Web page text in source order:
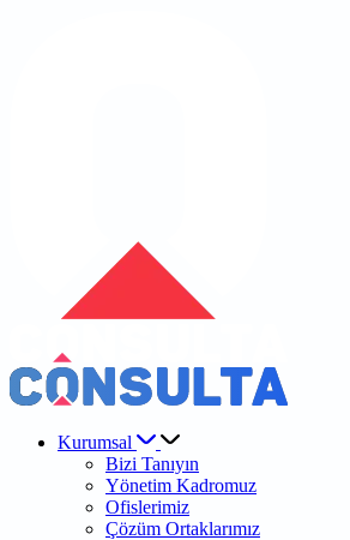
Kurumsal
Bizi Tanıyın
Yönetim Kadromuz
Ofislerimiz
Çözüm Ortaklarımız